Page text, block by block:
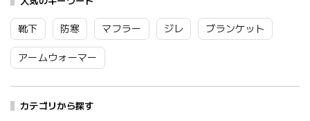
靴下 防寒 マフラー ジレ ブランケット
アームウォーマー
カテゴリから探す
25cm TR53SO040
Tr002
Tr003
Fr088